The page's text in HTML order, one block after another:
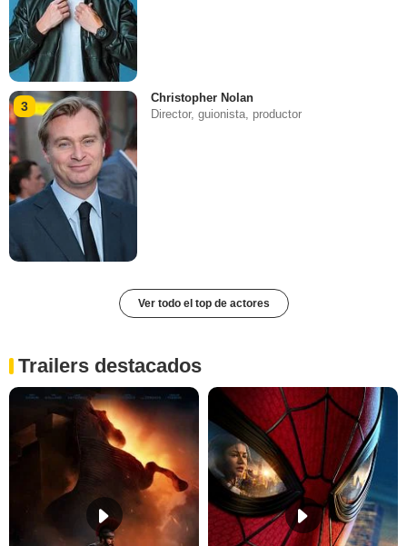
3
Christopher Nolan
Director, guionista, productor
Ver todo el top de actores
Trailers destacados